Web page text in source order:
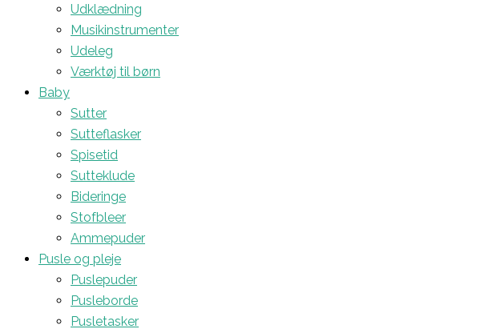
Udklædning
Musikinstrumenter
Udeleg
Værktøj til børn
Baby
Sutter
Sutteflasker
Spisetid
Sutteklude
Bideringe
Stofbleer
Ammepuder
Pusle og pleje
Puslepuder
Pusleborde
Pusletasker